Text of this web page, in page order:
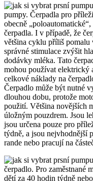
pumpy. Čerpadla pro
obecně
čerpadla. I v případě, že
většina cyklu příliš pomalu
správné stimulace zvýšit
dodávky mléka. Tato
mohou používat elektrický
celkové náklady na
Čerpadlo může být nutné
dlouhou dobu, protože
použití. Většina novějších
úložným pouzdrem. Jsou
jsou určena pouze pro
týdně, a jsou nejvhodnější
rande nebo pracují na
čerpadlo. Pro zaměstnané
dětí za 40 hodin týdně